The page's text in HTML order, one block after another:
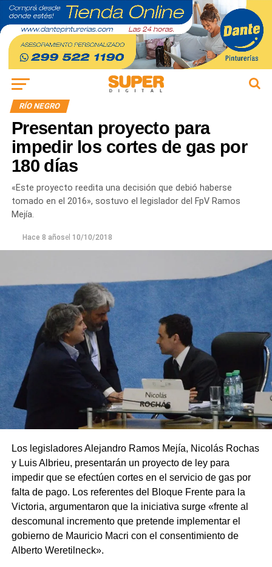
RÍO NEGRO
Presentan proyecto para
impedir los cortes de gas por
180 días
«Este proyecto reedita una decisión que debió haberse
tomado en el 2016», sostuvo el legislador del FpV Ramos
Mejía.
Hace 8 añosel 10/10/2018
Los legisladores Alejandro Ramos Mejía, Nicolás Rochas
y Luis Albrieu, presentarán un proyecto de ley para
impedir que se efectúen cortes en el servicio de gas por
falta de pago. Los referentes del Bloque Frente para la
Victoria, argumentaron que la iniciativa surge «frente al
descomunal incremento que pretende implementar el
gobierno de Mauricio Macri con el consentimiento de
Alberto Weretilneck».